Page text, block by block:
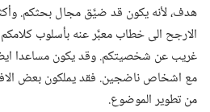
هدف،‏ لأنه يكون قد ضيَّق مجال بحثكم.‏
الارجح الى خطاب معبَّر عنه بأسلوب
غريب عن شخصيتكم.‏ وقد يكون مساعدا
مع اشخاص ناضجين.‏ فقد يملكون بعض
من تطوير الموضوع.‏